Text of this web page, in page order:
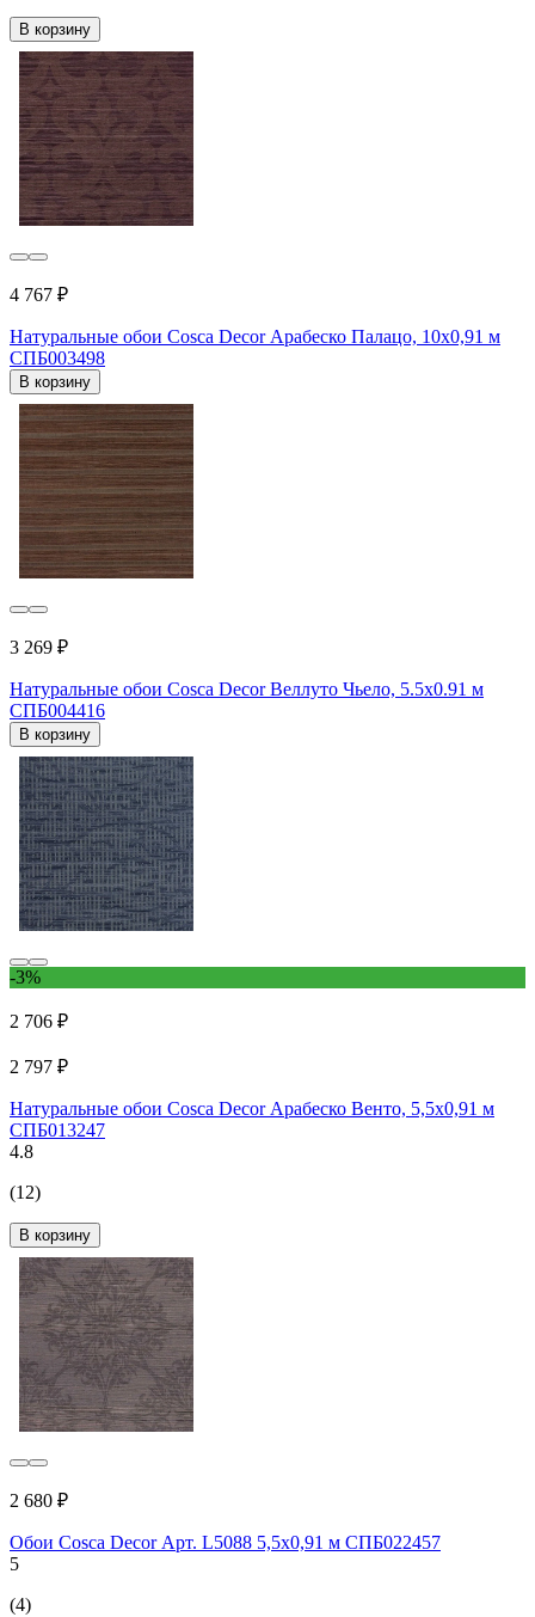
В корзину
4 767 ₽
Натуральные обои Cosca Decor Арабеско Палацо, 10x0,91 м
СПБ003498
В корзину
3 269 ₽
Натуральные обои Cosca Decor Веллуто Чьело, 5.5x0.91 м
СПБ004416
В корзину
-3%
2 706 ₽
2 797 ₽
Натуральные обои Cosca Decor Арабеско Венто, 5,5x0,91 м
СПБ013247
4.8
(12)
В корзину
2 680 ₽
Обои Cosca Decor Арт. L5088 5,5x0,91 м СПБ022457
5
(4)